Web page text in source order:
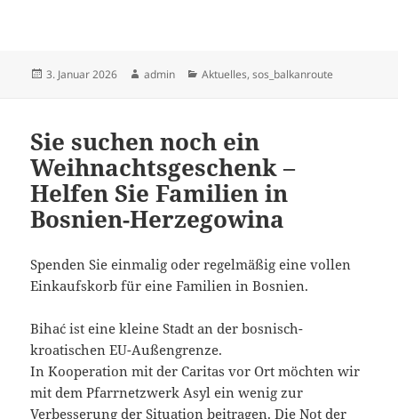
Veröffentlicht
3. Januar 2026 Autor
admin Kategorien
Aktuelles,sos_balkanroute
Sie suchen noch ein
Weihnachtsgeschenk –
Helfen Sie Familien in
Bosnien-Herzegowina
Spenden Sie einmalig oder regelmäßig eine vollen
Einkaufskorb für eine Familien in Bosnien.
Bihać ist eine kleine Stadt an der bosnisch-
kroatischen EU-Außengrenze.
In Kooperation mit der Caritas vor Ort möchten wir
mit dem Pfarrnetzwerk Asyl ein wenig zur
Verbesserung der Situation beitragen. Die Not der